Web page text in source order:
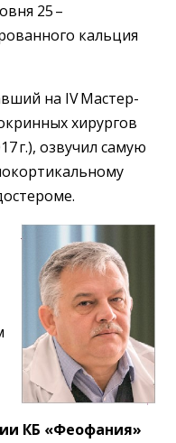
25 –
кальция
на ІV Мастер-
хирургов
г.), озвучил самую
КБ «Феофания»